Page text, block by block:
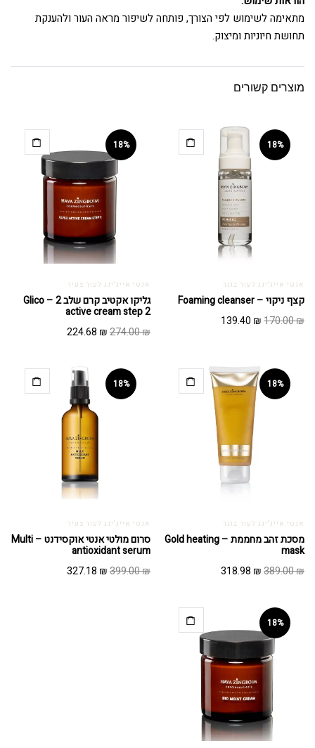
מתאימה לשימוש לפי הצורך, פותחה לשיפור מראה העור ולהענקת
תחושת חיוניות ומיצוק.
מוצרים קשורים
18%
אנטי אייג'ינג לעור בוגר
קצף ניקוי – Foaming cleanser
170.00₪
המחיר139.40 ₪
139.40 ₪.
18%
אנטי אייג'ינג לעור צעיר
גליקו אקטיב קרם שלב 2 – Glico
active cream step 2
274.00₪
המחיר
274.00 ₪.
224.68 ₪
המחיר
224.68 ₪.
18%
אנטי אייג'ינג לעור בוגר
מסכת זהב מחממת – Gold heating
mask
389.00₪
המחיר
389.00 ₪.
318.98 ₪
המחיר
318.98 ₪.
18%
אנטי אייג'ינג לעור צעיר
סרום מולטי אנטי אוקסידנט – Multi
antioxidant serum
399.00₪
המחיר327.18 ₪
המחיר
18%